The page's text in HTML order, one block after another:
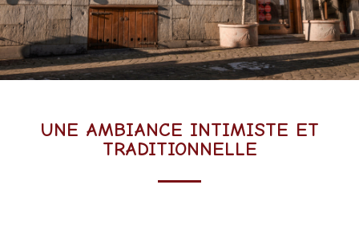
UNE AMBIANCE INTIMISTE ET
TRADITIONNELLE